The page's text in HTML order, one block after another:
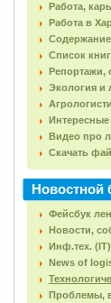
Работа,
Работа в
Список книг
Репортажи,
Экология и
Видео про
Скачать
Новостной
Фейсбук
Новости,
Инф.тех.
News of
Проблемы,